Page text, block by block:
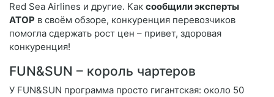
Red Sea Airlines и другие. Как сообщили эксперты
АТОР в своём обзоре, конкуренция перевозчиков
помогла сдержать рост цен – привет, здоровая
конкуренция!
FUN&SUN – король чартеров
У FUN&SUN программа просто гигантская: около 50